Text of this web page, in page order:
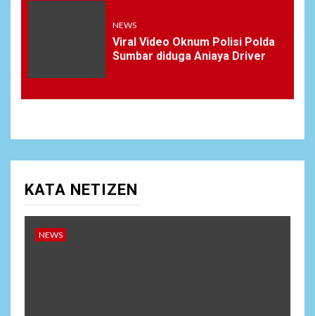
NEWS
Viral Video Oknum Polisi Polda
Sumbar diduga Aniaya Driver
KATA NETIZEN
NEWS